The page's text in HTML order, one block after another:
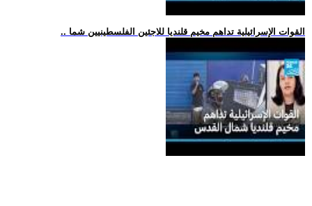
.. القوات الإسرائيلية تداهم مخيم قلنديا للاجئين الفلسطينيين شما